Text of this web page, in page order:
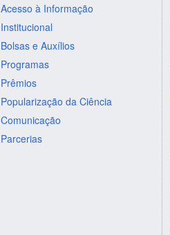
Acesso à Informação
Institucional
Bolsas e Auxílios
Programas
Prêmios
Popularização da Ciência
Comunicação
Parcerias